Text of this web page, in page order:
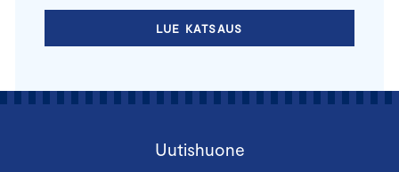
LUE KATSAUS
Uutishuone